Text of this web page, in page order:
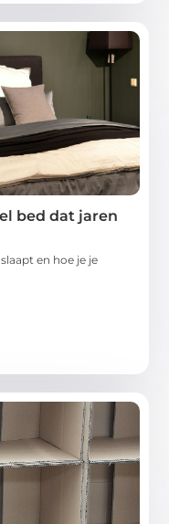
bed dat jaren
en hoe je je